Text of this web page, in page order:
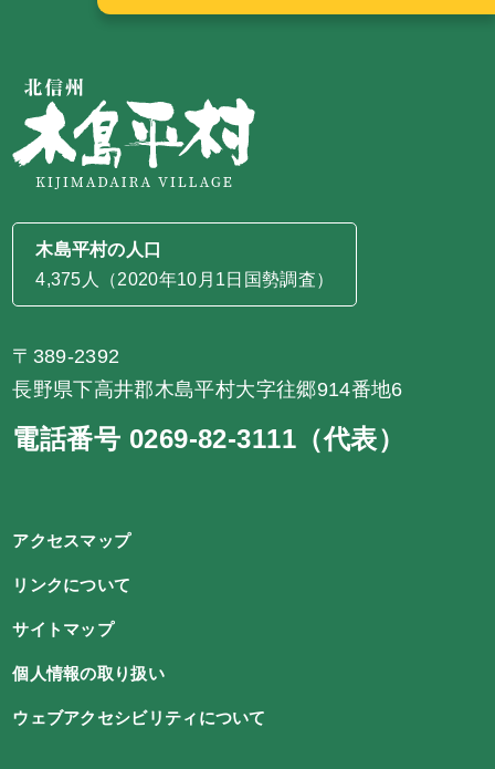
木島平村の人口
4,375人（2020年10月1日国勢調査）
〒389-2392
長野県下高井郡木島平村大字往郷914番地6
電話番号 0269-82-3111（代表）
アクセスマップ
リンクについて
サイトマップ
個人情報の取り扱い
ウェブアクセシビリティについて